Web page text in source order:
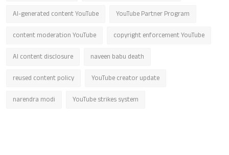
AI-generated content YouTube YouTube Partner Program
content moderation YouTube copyright enforcement YouTube
AI content disclosure naveen babu death
reused content policy YouTube creator update
narendra modi YouTube strikes system